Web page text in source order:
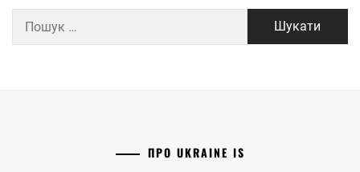
ПРО UKRAINE IS